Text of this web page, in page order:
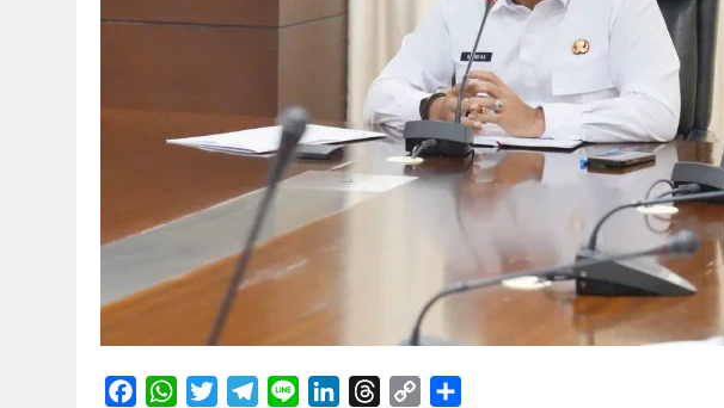
FacebookWhatsApp
TwitterTelegram
Line LinkedInThreads
Copy